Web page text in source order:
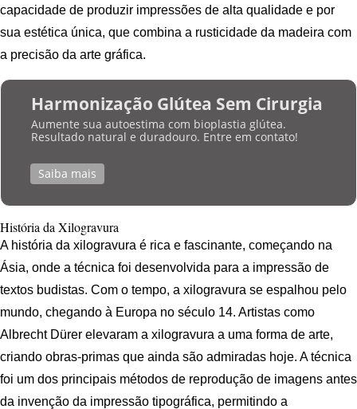
capacidade de produzir impressões de alta qualidade e por
sua estética única, que combina a rusticidade da madeira com
a precisão da arte gráfica.
Harmonização Glútea Sem Cirurgia
Aumente sua autoestima com bioplastia glútea.
Resultado natural e duradouro. Entre em contato!
Saiba mais
História da Xilogravura
A história da xilogravura é rica e fascinante, começando na
Ásia, onde a técnica foi desenvolvida para a impressão de
textos budistas. Com o tempo, a xilogravura se espalhou pelo
mundo, chegando à Europa no século 14. Artistas como
Albrecht Dürer elevaram a xilogravura a uma forma de arte,
criando obras-primas que ainda são admiradas hoje. A técnica
foi um dos principais métodos de reprodução de imagens antes
da invenção da impressão tipográfica, permitindo a